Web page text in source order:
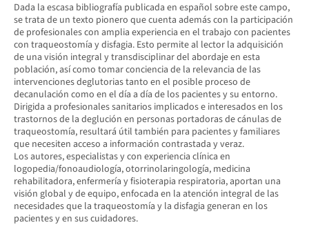
Dada la escasa bibliografía publicada en español sobre este campo,
se trata de un texto pionero que cuenta además con la participación
de profesionales con amplia experiencia en el trabajo con pacientes
con traqueostomía y disfagia. Esto permite al lector la adquisición
de una visión integral y transdisciplinar del abordaje en esta
población, así como tomar conciencia de la relevancia de las
intervenciones deglutorias tanto en el posible proceso de
decanulación como en el día a día de los pacientes y su entorno.
Dirigida a profesionales sanitarios implicados e interesados en los
trastornos de la deglución en personas portadoras de cánulas de
traqueostomía, resultará útil también para pacientes y familiares
que necesiten acceso a información contrastada y veraz.
Los autores, especialistas y con experiencia clínica en
logopedia/fonoaudiología, otorrinolaringología, medicina
rehabilitadora, enfermería y fisioterapia respiratoria, aportan una
visión global y de equipo, enfocada en la atención integral de las
necesidades que la traqueostomía y la disfagia generan en los
pacientes y en sus cuidadores.